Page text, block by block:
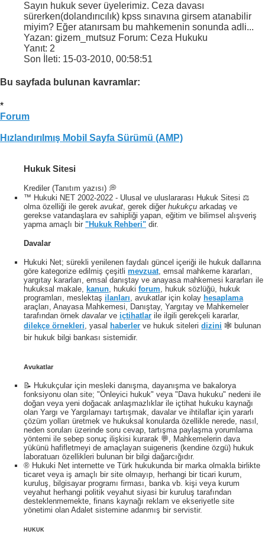
Sayın hukuk sever üyelerimiz. Ceza davası
sürerken(dolandırıcılık) kpss sınavına girsem atanabilir
miyim? Eğer atanırsam bu mahkemenin sonunda adli...
Yazan: gizem_mutsuz Forum: Ceza Hukuku
Yanıt: 2
Son İleti: 15-03-2010, 00:58:51
Bu sayfada bulunan kavramlar:
*
Forum
Hızlandırılmış Mobil Sayfa Sürümü (AMP)
Hukuk Sitesi
Krediler (Tanıtım yazısı) 💭
™ Hukuki NET 2002-2022 - Ulusal ve uluslararası Hukuk Sitesi ⚖️
olma özelliği ile gerek avukat , gerek diğer hukukçu arkadaş ve
gerekse vatandaşlara ev sahipliği yapan, eğitim ve bilimsel alışveriş
yapma amaçlı bir "Hukuk Rehberi" dir.
Davalar
Hukuki Net; sürekli yenilenen faydalı güncel içeriği ile hukuk dallarına
göre kategorize edilmiş çeşitli mevzuat, emsal mahkeme kararları,
yargıtay kararları, emsal danıştay ve anayasa mahkemesi kararları ile
hukuksal makale, kanun, hukuki forum, hukuk sözlüğü, hukuk
programları, meslektaş ilanları, avukatlar için kolay hesaplama
araçları, Anayasa Mahkemesi, Danıştay, Yargıtay ve Mahkemeler
tarafından örnek davalarve içtihatlar ile ilgili gerekçeli kararlar,
dilekçe örnekleri, yasal haberler ve hukuk siteleri dizini 🕸 bulunan
bir hukuk bilgi bankası sistemidir.
Avukatlar
📝 Hukukçular için mesleki danışma, dayanışma ve bakalorya
fonksiyonu olan site; "Önleyici hukuk" veya "Dava hukuku" nedeni ile
doğan veya yeni doğacak anlaşmazlıklar ile içtihat hukuku kaynağı
olan Yargı ve Yargılamayı tartışmak, davalar ve ihtilaflar için yararlı
çözüm yolları üretmek ve hukuksal konularda özellikle nerede, nasıl,
neden soruları üzerinde soru cevap, tartışma paylaşma yorumlama
yöntemi ile sebep sonuç ilişkisi kurarak 💬, Mahkemelerin dava
yükünü hafifletmeyi de amaçlayan suigeneris (kendine özgü) hukuk
laboratuarı özellikleri bulunan bir bilgi dağarcığıdır.
® Hukuki Net internette ve Türk hukukunda bir marka olmakla birlikte
ticaret veya iş amaçlı bir site olmayıp, herhangi bir ticari kurum,
kuruluş, bilgisayar programı firması, banka vb. kişi veya kurum
veyahut herhangi politik veyahut siyasi bir kuruluş tarafından
desteklenmemekte, finans kaynağı reklam ve ekseriyetle site
yönetimi olan Adalet sistemine adanmış bir servistir.
HUKUK